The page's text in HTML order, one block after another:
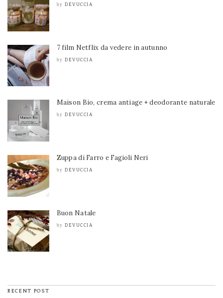
by DEVUCCIA
7 film Netflix da vedere in autunno
by DEVUCCIA
Maison Bio, crema antiage + deodorante naturale
by DEVUCCIA
Zuppa di Farro e Fagioli Neri
by DEVUCCIA
Buon Natale
by DEVUCCIA
RECENT POST